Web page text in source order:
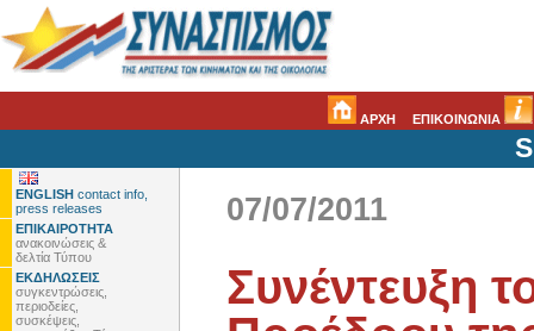
ΑΡΧΗ ΕΠΙΚΟΙΝΩΝΙΑ
ENGLISH contact info,
press releases
ΕΠΙΚΑΙΡΟΤΗΤΑ
ανακοινώσεις &
δελτία Τύπου
ΕΚΔΗΛΩΣΕΙΣ
συγκεντρώσεις,
περιοδείες,
συσκέψεις,
07/07/2011
Συνέντευξη